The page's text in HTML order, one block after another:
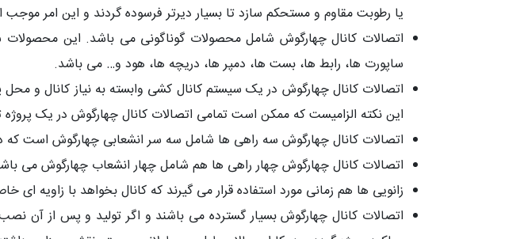
یا رطوبت مقاوم و مستحکم سازد تا بسیار دیرتر فرسوده گردند و این امر
اتصالات کانال چهارگوش شامل محصولات گوناگونی می باشد. این محصولات
ساپورت ها، رابط ها، بست ها، دمپر ها، دریچه ها، هود و… می باشد.
اتصالات کانال چهارگوش در یک سیستم کانال کشی وابسته به نیاز کانال و
این نکته الزامیست که ممکن است تمامی اتصالات کانال چهارگوش در یک پروژه
اتصالات کانال چهارگوش سه راهی ها شامل سه سر انشعابی چهارگوش است که
اتصالات کانال چهارگوش چهار راهی ها هم شامل چهار انشعاب چهارگوش می
زانویی ها هم زمانی مورد استفاده قرار می گیرند که کانال بخواهد با زاویه ای خاص تغییر جهت بدهد
اتصالات کانال چهارگوش بسیار گسترده می باشند و اگر تولید و پس از آن